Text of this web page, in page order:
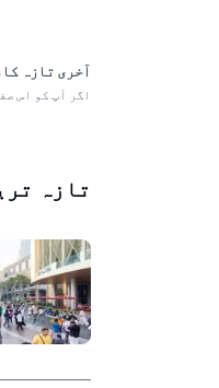
آخری تازہ
اگر آپ کو اس
تازہ